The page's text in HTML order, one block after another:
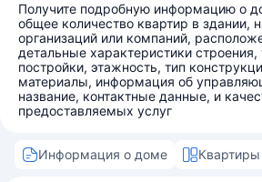
Получите подробную информацию о
общее количество квартир в здании,
организаций или компаний,
детальные характеристики строения,
постройки, этажность, тип
материалы, информация об
название, контактные данные, и
предоставляемых услуг
Информация о доме